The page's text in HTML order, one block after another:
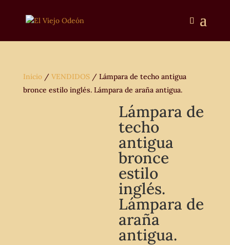
Inicio/ VENDIDOS/ Lámpara de techo antigua
bronce estilo inglés. Lámpara de araña antigua.
Lámpara de
techo
antigua
bronce
estilo
inglés.
Lámpara de
araña
antigua.